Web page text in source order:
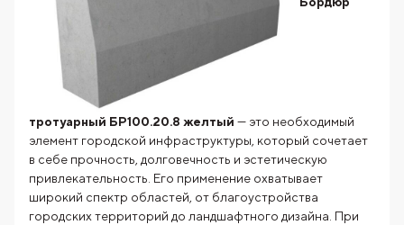
тротуарный БР100.20.8 желтый — это необходимый
элемент городской инфраструктуры, который сочетает
в себе прочность, долговечность и эстетическую
привлекательность. Его применение охватывает
широкий спектр областей, от благоустройства
городских территорий до ландшафтного дизайна. При